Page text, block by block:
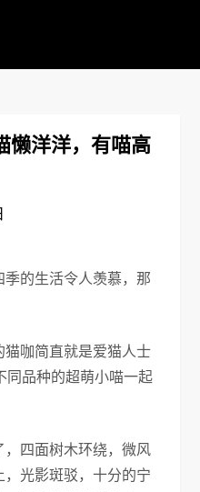
懒洋洋，有喵高
的生活令人羡慕，那
咖简直就是爱猫人士
同品种的超萌小喵一起
四面树木环绕，微风
光影斑驳，十分的宁